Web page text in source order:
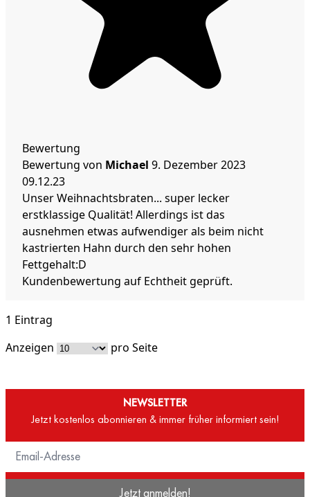
Bewertung
Bewertung von Michael 9. Dezember 2023
09.12.23
Unser Weihnachtsbraten... super lecker
erstklassige Qualität! Allerdings ist das
ausnehmen etwas aufwendiger als beim nicht
kastrierten Hahn durch den sehr hohen
Fettgehalt:D
Kundenbewertung auf Echtheit geprüft.
1 Eintrag
Anzeigen
pro Seite
NEWSLETTER
Jetzt kostenlos abonnieren & immer früher informiert sein!
Jetzt anmelden!